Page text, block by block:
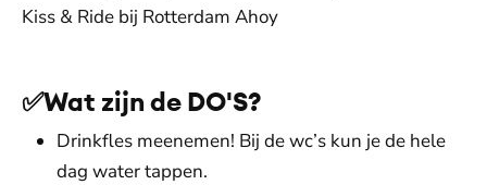
Kiss & Ride bij Rotterdam Ahoy
✅Wat zijn de DO'S?
Drinkfles meenemen! Bij de wc’s kun je de hele
dag water tappen.